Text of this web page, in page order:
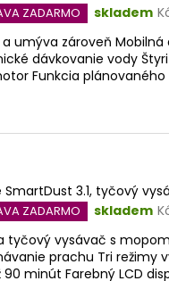
ZADARMO skladem
a umýva zároveň
dávkovanie vody
Funkcia plánovaného
SmartDust 3.1, tyčový
ZADARMO skladem
tyčový vysávač s
prachu Tri režimy
90 minút Farebný LCD